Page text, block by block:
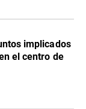
implicados
el centro de